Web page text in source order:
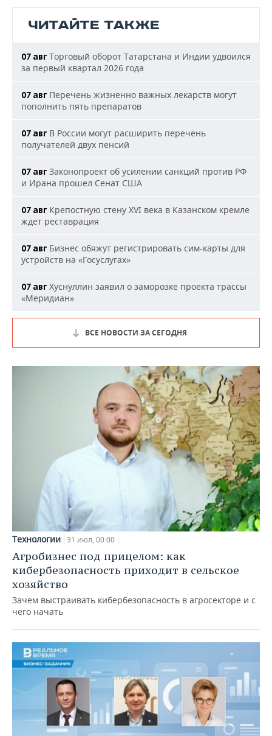
ЧИТАЙТЕ ТАКЖЕ
07 авг Торговый оборот Татарстана и Индии удвоился
за первый квартал 2026 года
07 авг Перечень жизненно важных лекарств могут
пополнить пять препаратов
07 авг В России могут расширить перечень
получателей двух пенсий
07 авг Законопроект об усилении санкций против РФ
и Ирана прошел Сенат США
07 авг Крепостную стену XVI века в Казанском кремле
ждет реставрация
07 авг Бизнес обяжут регистрировать сим-карты для
устройств на «Госуслугах»
07 авг Хуснуллин заявил о заморозке проекта трассы
«Меридиан»
ВСЕ НОВОСТИ ЗА СЕГОДНЯ
Технологии 31 июл, 00:00
Агробизнес под прицелом: как
кибербезопасность приходит в сельское
хозяйство
Зачем выстраивать кибербезопасность в агросекторе и с
чего начать